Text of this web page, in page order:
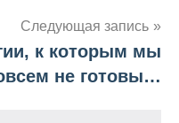
Следующая запись
к которым мы
не готовы…